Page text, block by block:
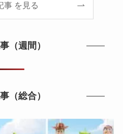
事 を見る
（週間）
（総合）